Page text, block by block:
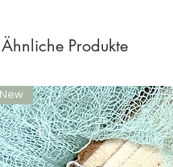
Ähnliche Produkte
New